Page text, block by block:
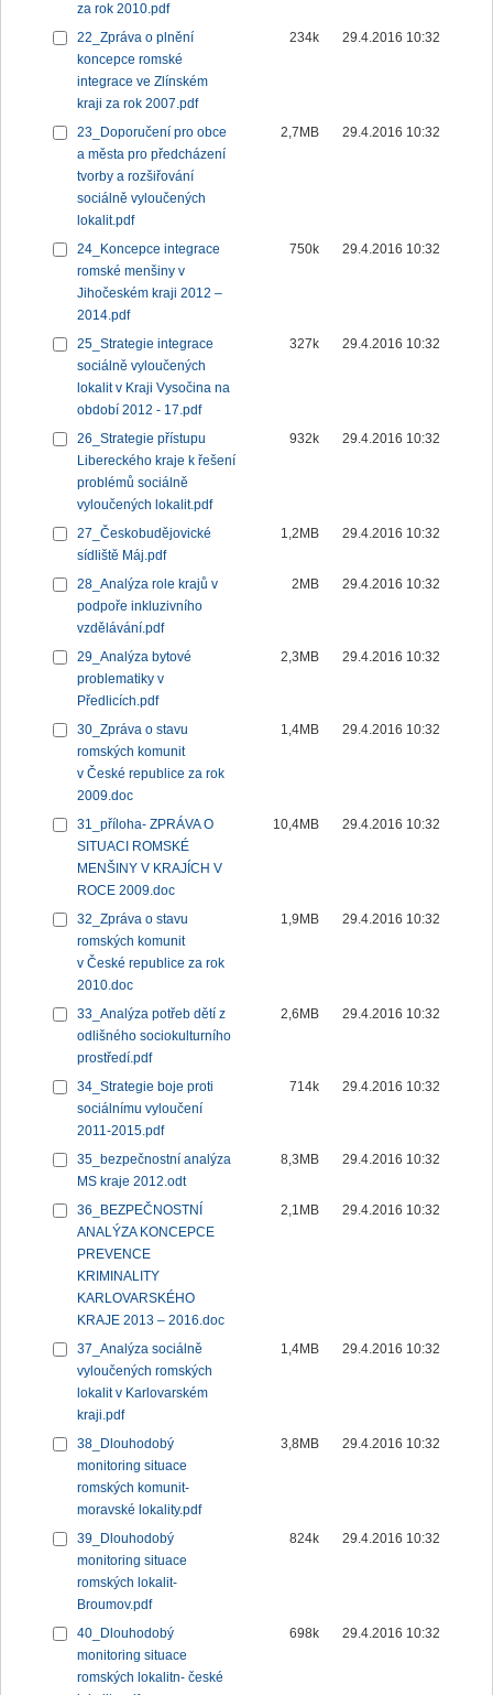
za rok 2010.pdf
22_Zpráva o plnění
koncepce romské
integrace ve Zlínském
kraji za rok 2007.pdf
234k 29.4.2016 10:32
23_Doporučení pro obce
a města pro předcházení
tvorby a rozšiřování
sociálně vyloučených
lokalit.pdf
2,7MB 29.4.2016 10:32
24_Koncepce integrace
romské menšiny v
Jihočeském kraji 2012 –
2014.pdf
750k 29.4.2016 10:32
25_Strategie integrace
sociálně vyloučených
lokalit v Kraji Vysočina na
období 2012 - 17.pdf
327k 29.4.2016 10:32
26_Strategie přístupu
Libereckého kraje k řešení
problémů sociálně
vyloučených lokalit.pdf
932k 29.4.2016 10:32
27_Českobudějovické
sídliště Máj.pdf
1,2MB 29.4.2016 10:32
28_Analýza role krajů v
podpoře inkluzivního
vzdělávání.pdf
2MB 29.4.2016 10:32
29_Analýza bytové
problematiky v
Předlicích.pdf
2,3MB 29.4.2016 10:32
30_Zpráva o stavu
romských komunit
v České republice za rok
2009.doc
1,4MB 29.4.2016 10:32
31_příloha- ZPRÁVA O
SITUACI ROMSKÉ
MENŠINY V KRAJÍCH V
ROCE 2009.doc
10,4MB 29.4.2016 10:32
32_Zpráva o stavu
romských komunit
v České republice za rok
2010.doc
1,9MB 29.4.2016 10:32
33_Analýza potřeb dětí z
odlišného sociokulturního
prostředí.pdf
2,6MB 29.4.2016 10:32
34_Strategie boje proti
sociálnímu vyloučení
2011-2015.pdf
714k 29.4.2016 10:32
35_bezpečnostní analýza
MS kraje 2012.odt
8,3MB 29.4.2016 10:32
36_BEZPEČNOSTNÍ
ANALÝZA KONCEPCE
PREVENCE
KRIMINALITY
KARLOVARSKÉHO
KRAJE 2013 – 2016.doc
2,1MB 29.4.2016 10:32
37_Analýza sociálně
vyloučených romských
lokalit v Karlovarském
kraji.pdf
1,4MB 29.4.2016 10:32
38_Dlouhodobý
monitoring situace
romských komunit-
moravské lokality.pdf
3,8MB 29.4.2016 10:32
39_Dlouhodobý
monitoring situace
romských lokalit-
Broumov.pdf
824k 29.4.2016 10:32
40_Dlouhodobý
monitoring situace
romských lokalitn- české
698k 29.4.2016 10:32